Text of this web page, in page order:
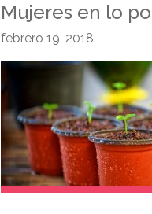
Mujeres en lo
febrero 19, 2018